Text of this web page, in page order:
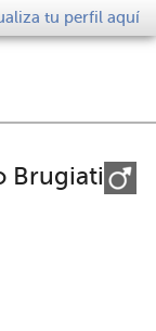
tu perfil aquí
Brugiati